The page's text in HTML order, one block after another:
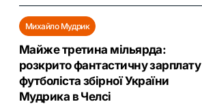
Михайло Мудрик
Майже третина мільярда:
розкрито фантастичну зарплату
футболіста збірної України
Мудрика в Челсі